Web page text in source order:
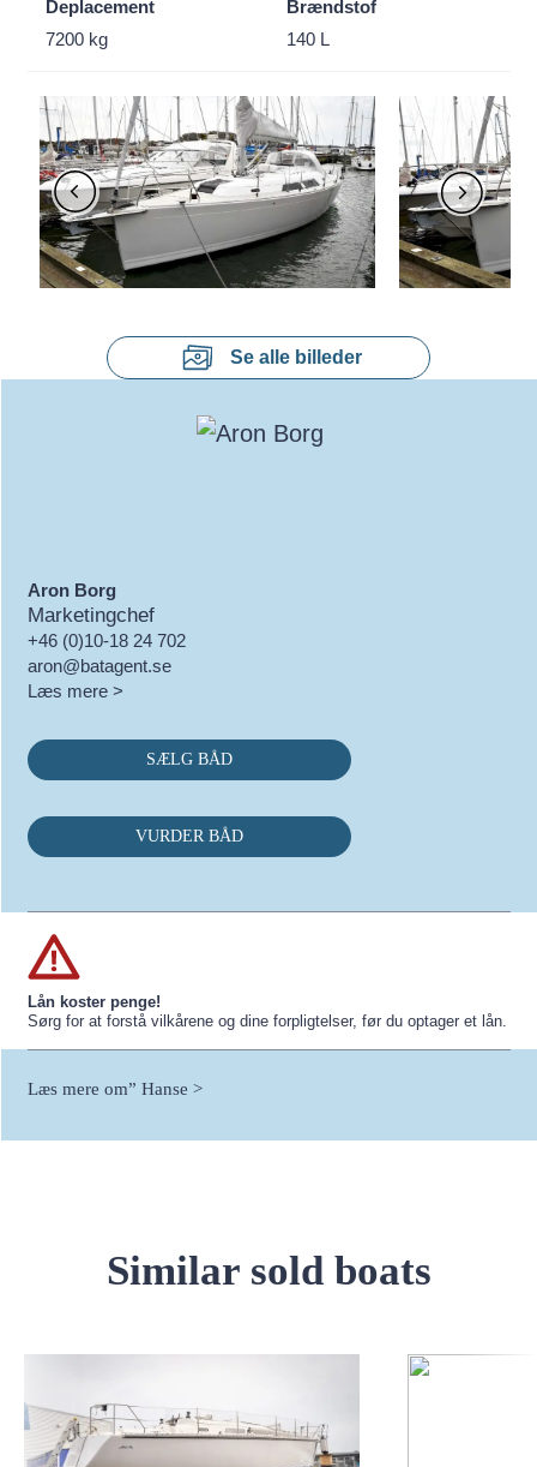
Deplacement
7200 kg
Brændstof
140 L
Se alle billeder
Aron Borg
Marketingchef
+46 (0)10-18 24 702
aron@batagent.se
Læs mere >
SÆLG BÅD
VURDER BÅD
Lån koster penge!
Sørg for at forstå vilkårene og dine forpligtelser, før du optager et lån.
Læs mere om” Hanse >
Similar sold boats